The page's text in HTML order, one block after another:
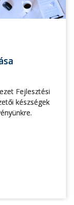
Fejlesztési
készségek